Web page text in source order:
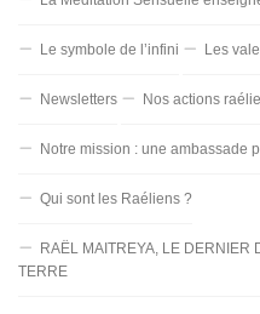
Le symbole de l’infini Les
Newsletters Nos actions
Notre mission : une ambassade
Qui sont les Raéliens ?
RAËL MAITREYA, LE DERNIER
TERRE